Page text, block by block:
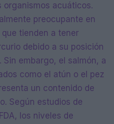
organismos acuáticos.
preocupante en
tienden a tener
debido a su posición
embargo, el salmón, a
como el atún o el pez
un contenido de
Según estudios de
los niveles de